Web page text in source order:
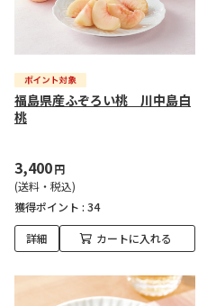
福島県産ふぞろい桃 川中島白
桃
3,400円
(送料・税込)
獲得ポイント : 34
詳細 カートに入れる